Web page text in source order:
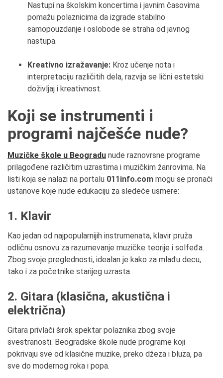
Nastupi na školskim koncertima i javnim časovima
pomažu polaznicima da izgrade stabilno
samopouzdanje i oslobode se straha od javnog
nastupa.
Kreativno izražavanje: Kroz učenje nota i
interpretaciju različitih dela, razvija se lični estetski
doživljaj i kreativnost.
Koji se instrumenti i
programi najčešće nude?
Muzičke škole u Beogradu nude raznovrsne programe
prilagođene različitim uzrastima i muzičkim žanrovima. Na
listi koja se nalazi na portalu 011info.com mogu se pronaći
ustanove koje nude edukaciju za sledeće usmere:
1. Klavir
Kao jedan od najpopularnijih instrumenata, klavir pruža
odličnu osnovu za razumevanje muzičke teorije i solfeđa.
Zbog svoje preglednosti, idealan je kako za mlađu decu,
tako i za početnike starijeg uzrasta.
2. Gitara (klasična, akustična i
električna)
Gitara privlači širok spektar polaznika zbog svoje
svestranosti. Beogradske škole nude programe koji
pokrivaju sve od klasične muzike, preko džeza i bluza, pa
sve do modernog roka i popa.